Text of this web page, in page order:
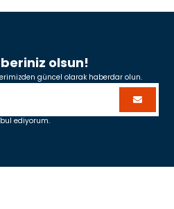
olsun!
güncel olarak haberdar olun.
ediyorum.